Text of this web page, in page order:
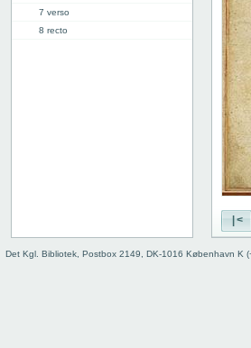
7 verso
8 recto
17v: Explicit
|<
Det Kgl. Bibliotek, Postbox 2149, DK-1016 København K